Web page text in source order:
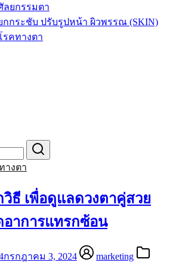
ยกรรมตา
กระชับ ปรับรูปหน้า ผิวพรรณ (SKIN)
คทางตา
างตา
วิธี เพื่อดูแลดวงตาคู่สวย
อาการแทรกซ้อน
กรกฎาคม 3, 2024
marketing